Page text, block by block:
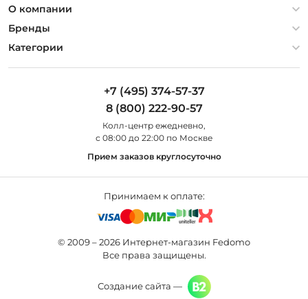
Политика конфиденциальности
Гарантия
Оплата и доставка
О компании
О компании
Контакты
Бренды
Artelamp
Категории
Люстры
Уличные светильники
+7 (495) 374-57-37
8 (800) 222-90-57
Колл-центр eжедневно,
с 08:00 до 22:00 по Москве
Прием заказов круглосуточно
Принимаем к оплате:
© 2009 – 2026 Интернет-магазин Fedomo
Все права защищены.
Создание сайта —